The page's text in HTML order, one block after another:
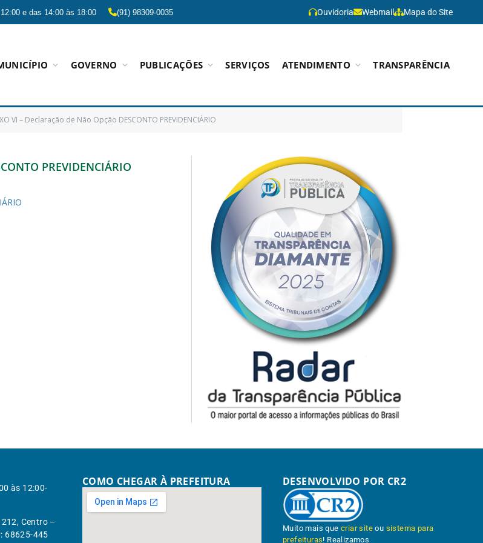
e das 14:00 às 18:00 (91) 98309-0035 Ouvidoria Webmail Mapa do Site
GOVERNO PUBLICAÇÕES SERVIÇOS ATENDIMENTO TRANSPARÊNCIA
VI – Declaração de Não Opção DESCONTO PREVIDENCIÁRIO
PREVIDENCIÁRIO
às 12:00-
Centro –
68625-445
COMO CHEGAR À PREFEITURA DESENVOLVIDO POR CR2
Muito mais quecriar site ou sistema para
prefeituras! Realizamos